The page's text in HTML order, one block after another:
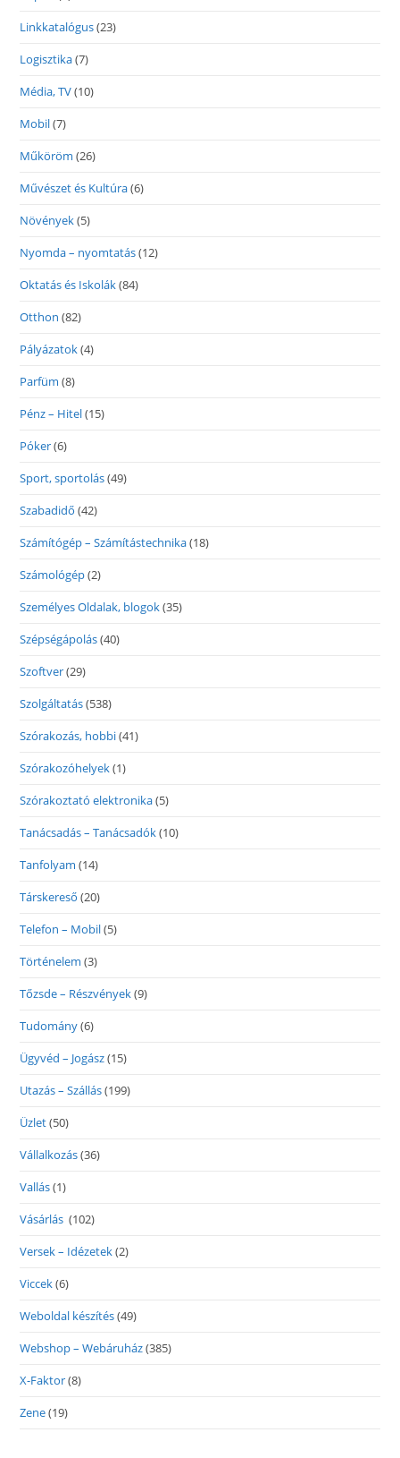
Linkkatalógus(23)
Logisztika(7)
Média, TV(10)
Mobil(7)
Műköröm (26)
Művészet és Kultúra(6)
Növények(5)
Nyomda – nyomtatás(12)
Oktatás és Iskolák(84)
Otthon (82)
Pályázatok(4)
Parfüm (8)
Pénz – Hitel(15)
Póker(6)
Sport, sportolás(49)
Szabadidő (42)
Számítógép – Számítástechnika(18)
Számológép(2)
Személyes Oldalak, blogok(35)
Szépségápolás(40)
Szoftver(29)
Szolgáltatás(538)
Szórakozás, hobbi(41)
Szórakozóhelyek(1)
Szórakoztató elektronika(5)
Tanácsadás – Tanácsadók(10)
Tanfolyam (14)
Társkereső (20)
Telefon – Mobil(5)
Történelem (3)
Tőzsde – Részvények(9)
Tudomány(6)
Ügyvéd – Jogász(15)
Utazás – Szállás(199)
Üzlet(50)
Vállalkozás(36)
Vallás(1)
Vásárlás (102)
Versek – Idézetek(2)
Viccek(6)
Weboldal készítés(49)
Webshop – Webáruház(385)
X-Faktor(8)
Zene(19)